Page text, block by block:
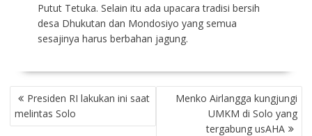
Putut Tetuka. Selain itu ada upacara tradisi bersih
desa Dhukutan dan Mondosiyo yang semua
sesajinya harus berbahan jagung.
P
O
S
Presiden RI lakukan ini saat
melintas Solo
Menko Airlangga kungjungi
UMKM di Solo yang
tergabung usAHA